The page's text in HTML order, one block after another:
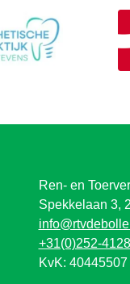
Ren- en
Spekkelaan 3,
+31(0)252-
KvK: 40445507